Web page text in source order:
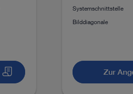
Systemschnittstelle
Bilddiagonale
Zur